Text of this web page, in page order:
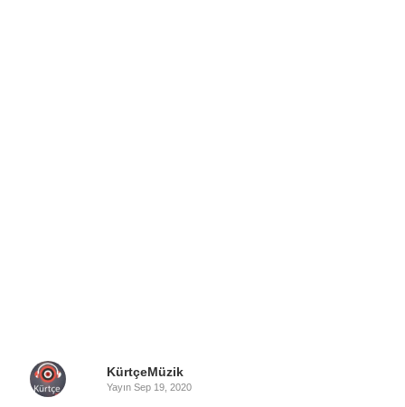
KürtçeMüzik
Yayın Sep 19, 2020